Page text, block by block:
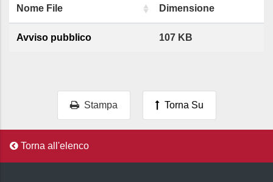
Nome File Dimensione
Avviso pubblico 107 KB
Stampa Torna Su
Torna all'elenco